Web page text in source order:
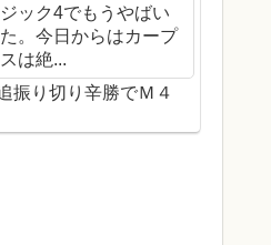
ック4でもうやばい
。今日からはカープ
は絶...
振り切り辛勝でＭ４